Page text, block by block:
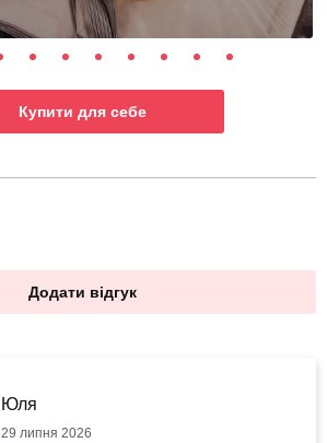
Купити для себе
Додати відгук
Юля
29 липня 2026